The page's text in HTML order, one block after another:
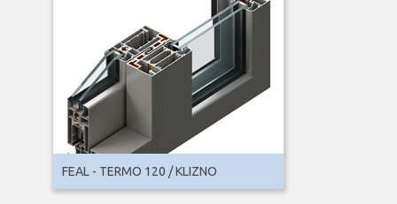
FEAL - TERMO 120 / KLIZNO